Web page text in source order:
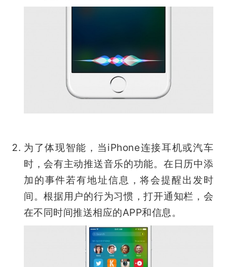
为了体现智能，当iPhone连接耳机或汽车
时，会有主动推送音乐的功能。在日历中添
加的事件若有地址信息，将会提醒出发时
间。根据用户的行为习惯，打开通知栏，会
在不同时间推送相应的APP和信息。